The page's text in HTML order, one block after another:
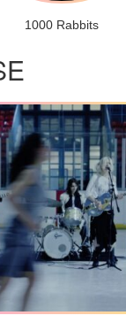
1000 Rabbits